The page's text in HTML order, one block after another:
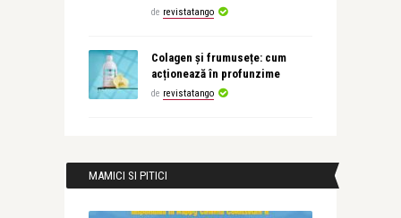
de revistatango
Colagen și frumusețe: cum
acționează în profunzime
de revistatango
MAMICI SI PITICI